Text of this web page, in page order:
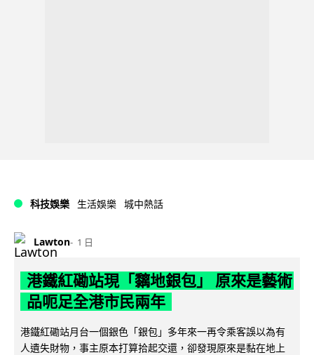
科技娛樂 生活娛樂 城中熱話
Lawton 1 日
港鐵紅磡站現「黐地銀包」 原來是藝術
品呃足全港市民兩年
港鐵紅磡站月台一個銀色「銀包」多年來一再令乘客誤以為有
人遺失財物，事主原本打算拾起交還，卻發現原來是黏在地上